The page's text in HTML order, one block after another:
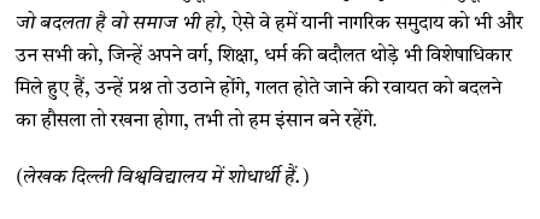
जो बदलता है वो समाज भी हो, ऐसे वे हमें यानी नागरिक समुदाय को भी और
उन सभी को, जिन्हें अपने वर्ग, शिक्षा, धर्म की बदौलत थोड़े भी विशेषाधिकार
मिले हुए हैं, उन्हें प्रश्न तो उठाने होंगे, गलत होते जाने की रवायत को बदलने
का हौसला तो रखना होगा, तभी तो हम इंसान बने रहेंगे.
(लेखक दिल्ली विश्वविद्यालय में शोधार्थी हैं.)